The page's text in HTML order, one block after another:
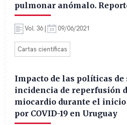
pulmonar anómalo.
Vol. 36 | 09/06/2021
Cartas científicas
Impacto de las políticas de
incidencia de reperfusión
miocardio durante el
por COVID-19 en Uruguay